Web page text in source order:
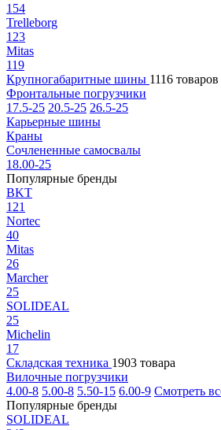
154
Trelleborg
123
Mitas
119
Крупногабаритные шины 1116 товаров
Фронтальные погрузчики
17.5-25 20.5-25 26.5-25
Карьерные шины
Краны
Сочлененные самосвалы
18.00-25
Популярные бренды
BKT
121
Nortec
40
Mitas
26
Marcher
25
SOLIDEAL
25
Michelin
17
Складская техника 1903 товара
Вилочные погрузчики
4.00-8 5.00-8 5.50-15 6.00-9 Смотреть
Популярные бренды
SOLIDEAL